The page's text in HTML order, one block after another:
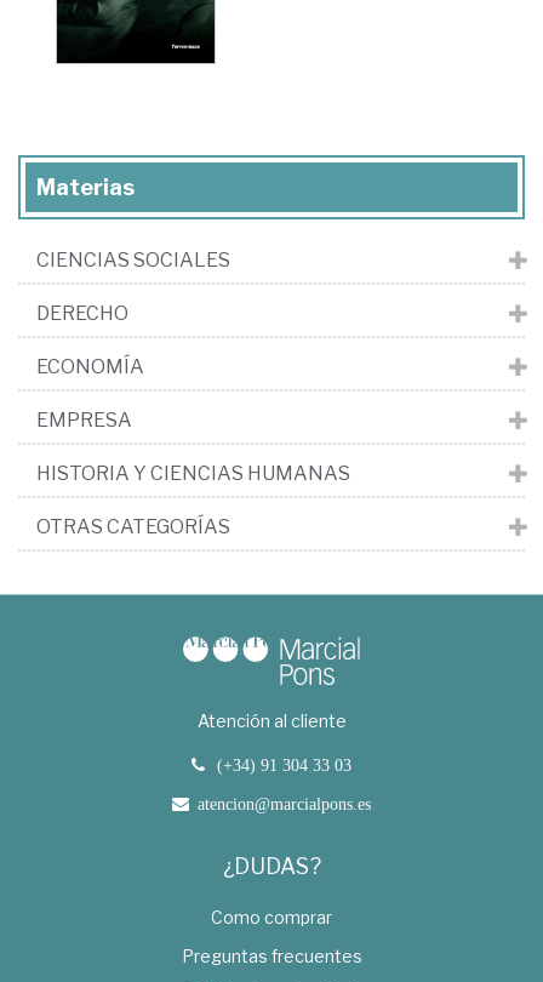
Materias
CIENCIAS SOCIALES
DERECHO
ECONOMÍA
EMPRESA
HISTORIA Y CIENCIAS HUMANAS
OTRAS CATEGORÍAS
Atención al cliente
(+34) 91 304 33 03
atencion@marcialpons.es
¿DUDAS?
Como comprar
Preguntas frecuentes